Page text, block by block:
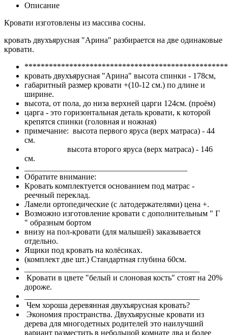
Описание
Кровати изготовлены из массива сосны.
кровать двухъярусная "Арина" разбирается на две одинаковые
кровати.
кровать двухъярусная "Арина" высота спинки - 178см,
габаритный размер кровати +(10-12 см.) по длине и
ширине.
высота, от пола, до низа верхней царги 124см. (проём)
царга - это горизонтальная деталь кровати, к которой
крепятся спинки (головная и ножная)
примечание: высота первого яруса (верх матраса) - 44
см.
высота второго яруса (верх матраса) - 146
см.
Обратите внимание:
Кровать комплектуется основанием под матрас -
реечный переклад.
Ламели ортопедические (с латодержателями) цена +.
Возможно изготовление кровати с дополнительным " Г
" образным бортом
внизу на пол-кровати (для малышей) заказывается
отдельно.
Ящики под кровать на колёсиках.
(комплект две шт.) Стандартная глубина 60см.
Кровати в цвете "белый и слоновая кость" стоят на 20%
дороже.
Чем хороша деревянная двухъярусная кровать?
Экономия пространства. Двухъярусные кровати из
дерева для многодетных родителей это наилучший
вариант разместить в небольшой комнате два и более